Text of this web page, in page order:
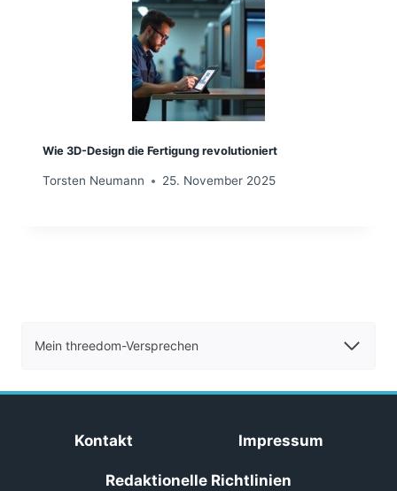
Wie 3D-Design die Fertigung revolutioniert
Torsten Neumann 25. November 2025
Mein threedom-Versprechen
Kontakt Impressum
Redaktionelle Richtlinien